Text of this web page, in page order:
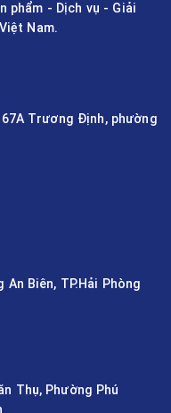
phẩm - Dịch vụ - Giải
Nam.
Trương Định, phường
Biên, TP.Hải Phòng
Thụ, Phường Phú